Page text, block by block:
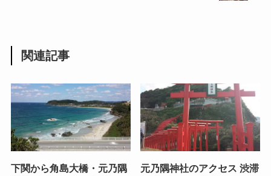
関連記事
下関から角島大橋・元乃隅
元乃隅神社のアクセス 渋滞